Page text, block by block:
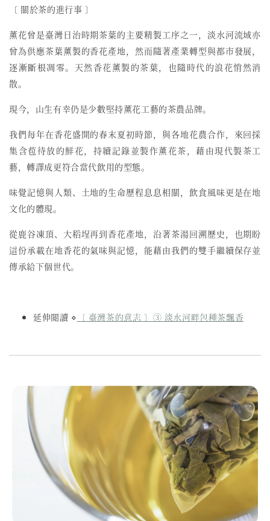
〔 關於茶的進行事 〕
薰花曾是臺灣日治時期茶葉的主要精製工序之一， 淡水河流域亦
曾為供應茶葉薰製的香花產地，然而隨著產業轉型與都市發展，
逐漸斷根凋零。天然香花薰製的茶葉，也隨時代的浪花悄然消
散。
現今，山生有幸仍是少數堅持薰花工藝的茶農品牌。
我們每年在香花盛開的春末夏初時節，與各地花農合作，來回採
集含苞待放的鮮花，持續記錄並製作薰花茶，藉由現代製茶工
藝，轉譯成更符合當代飲用的型態。
味覺記憶與人類、土地的生命歷程息息相關，飲食風味更是在地
文化的體現。
從鹿谷凍頂、大稻埕再到香花產地，沿著茶湯回溯歷史，也期盼
這份承載在地香花的氣味與記憶，能藉由我們的雙手繼續保存並
傳承給下個世代。
延伸閱讀 ⋄ 〔 臺灣茶的意志 〕③ 淡水河畔包種茶飄香